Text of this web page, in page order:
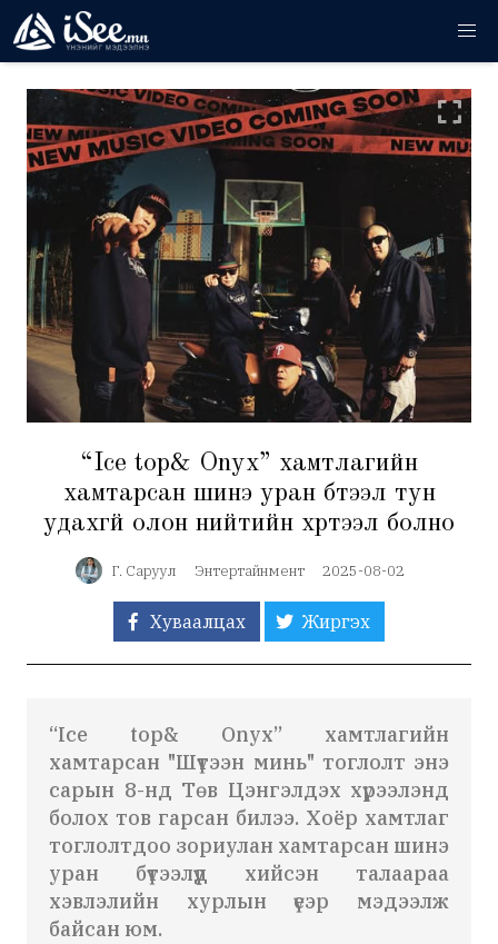
“Ice top& Onyx” хамтлагийн
хамтарсан шинэ уран бүтээл тун
удахгүй олон нийтийн хүртээл болно
Г. Саруул Энтертайнмент 2025-08-02
Хуваалцах Жиргэх
“Ice top& Onyx” хамтлагийн
хамтарсан "Шүтээн минь" тоглолт энэ
сарын 8-нд Төв Цэнгэлдэх хүрээлэнд
болох тов гарсан билээ. Хоёр хамтлаг
тоглолтдоо зориулан хамтарсан шинэ
уран бүтээлүүд хийсэн талаараа
хэвлэлийн хурлын үеэр мэдээлж
байсан юм.